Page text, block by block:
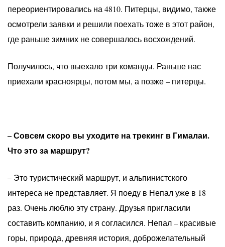
переориентировались на 4810. Питерцы, видимо, также
осмотрели заявки и решили поехать тоже в этот район,
где раньше зимних не совершалось восхождений.
Получилось, что выехало три команды. Раньше нас
приехали красноярцы, потом мы, а позже – питерцы.
– Совсем скоро вы уходите на трекинг в Гималаи.
Что это за маршрут?
– Это туристический маршрут, и альпинистского
интереса не представляет. Я поеду в Непал уже в 18
раз. Очень люблю эту страну. Друзья пригласили
составить компанию, и я согласился. Непал – красивые
горы, природа, древняя история, доброжелательный